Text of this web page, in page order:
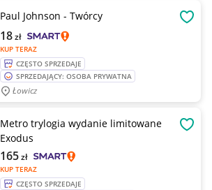
Paul Johnson - Twórcy
KUP TERAZ
18zł
CZĘSTO SPRZEDAJE
SPRZEDAJĄCY: OSOBA PRYWATNA
Łowicz
Metro trylogia wydanie limitowane
Exodus
KUP TERAZ
165zł
CZĘSTO SPRZEDAJE